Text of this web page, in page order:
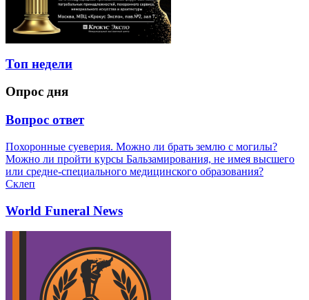
Топ недели
Опрос дня
Вопрос ответ
Похоронные суеверия. Можно ли брать землю с могилы?
Можно ли пройти курсы Бальзамирования, не имея высшего
или средне-специального медицинского образования?
Склеп
World Funeral News